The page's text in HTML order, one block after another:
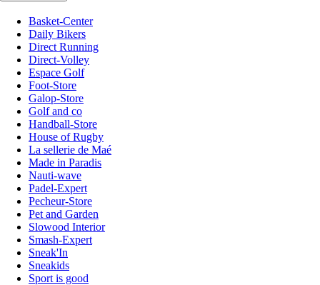
Basket-Center
Daily Bikers
Direct Running
Direct-Volley
Espace Golf
Foot-Store
Galop-Store
Golf and co
Handball-Store
House of Rugby
La sellerie de Maé
Made in Paradis
Nauti-wave
Padel-Expert
Pecheur-Store
Pet and Garden
Slowood Interior
Smash-Expert
Sneak'In
Sneakids
Sport is good